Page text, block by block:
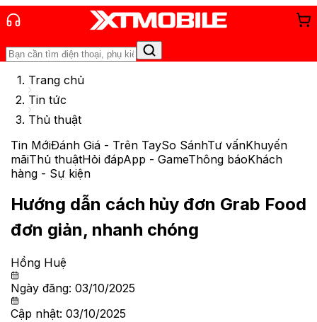
Trang chủ
Tin tức
Thủ thuật
Tin MớiĐánh Giá - Trên TaySo SánhTư vấnKhuyến
mãiThủ thuậtHỏi đápApp - GameThông báoKhách
hàng - Sự kiện
Hướng dẫn cách hủy đơn Grab Food
đơn giản, nhanh chóng
Hồng Huệ
Ngày đăng: 03/10/2025
Cập nhật: 03/10/2025